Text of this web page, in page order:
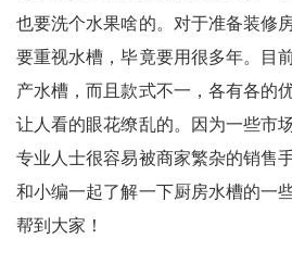
也要洗个水果啥的。对于准备装修
要重视水槽，毕竟要用很多年。目
产水槽，而且款式不一，各有各的
让人看的眼花缭乱的。因为一些市
专业人士很容易被商家繁杂的销售
和小编一起了解一下厨房水槽的一
帮到大家！